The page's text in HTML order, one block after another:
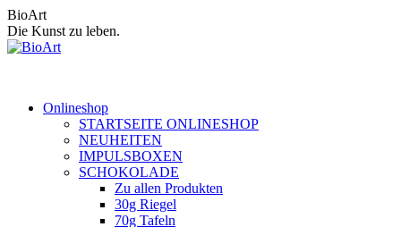
Zum
Inhalt
springen
BioArt
Die Kunst zu leben.
Onlineshop
STARTSEITE ONLINESHOP
NEUHEITEN
IMPULSBOXEN
SCHOKOLADE
Zu allen Produkten
30g Riegel
70g Tafeln